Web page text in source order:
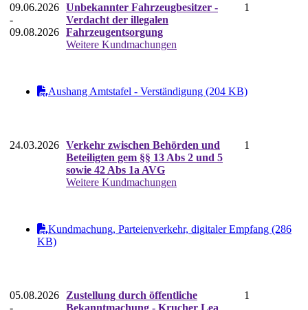
09.06.2026
-
09.08.2026
Unbekannter Fahrzeugbesitzer -
Verdacht der illegalen
Fahrzeugentsorgung
Weitere Kundmachungen
1
Aushang Amtstafel - Verständigung (204 KB)
24.03.2026 Verkehr zwischen Behörden und
Beteiligten gem §§ 13 Abs 2 und 5
sowie 42 Abs 1a AVG
Weitere Kundmachungen
1
Kundmachung, Parteienverkehr, digitaler Empfang (286
KB)
05.08.2026
-
Zustellung durch öffentliche
Bekanntmachung - Krucher Lea
1